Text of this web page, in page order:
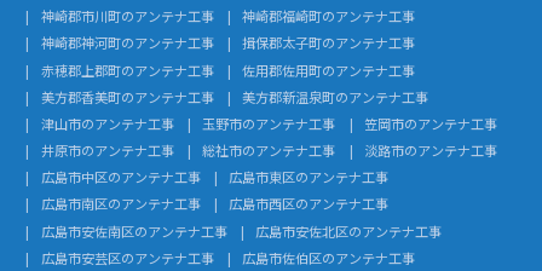
神崎郡市川町のアンテナ工事
神崎郡福崎町のアンテナ工事
神崎郡神河町のアンテナ工事
揖保郡太子町のアンテナ工事
赤穂郡上郡町のアンテナ工事
佐用郡佐用町のアンテナ工事
美方郡香美町のアンテナ工事
美方郡新温泉町のアンテナ工事
津山市のアンテナ工事
玉野市のアンテナ工事
笠岡市のアンテナ工事
井原市のアンテナ工事
総社市のアンテナ工事
淡路市のアンテナ工事
広島市中区のアンテナ工事
広島市東区のアンテナ工事
広島市南区のアンテナ工事
広島市西区のアンテナ工事
広島市安佐南区のアンテナ工事
広島市安佐北区のアンテナ工事
広島市安芸区のアンテナ工事
広島市佐伯区のアンテナ工事